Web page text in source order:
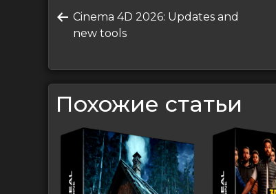
поПредыдущая
запись
Cinema 4D 2026: Updates and
new tools
Похожие статьи